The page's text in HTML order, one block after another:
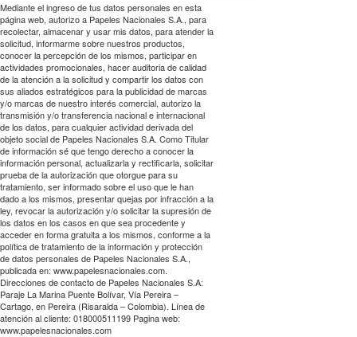
datos
y
términos
y
condiciones
*
Mediante el ingreso de tus datos personales en esta
página web, autorizo a Papeles Nacionales S.A., para
recolectar, almacenar y usar mis datos, para atender la
solicitud, informarme sobre nuestros productos,
conocer la percepción de los mismos, participar en
actividades promocionales, hacer auditoria de calidad
de la atención a la solicitud y compartir los datos con
sus aliados estratégicos para la publicidad de marcas
y/o marcas de nuestro interés comercial, autorizo la
transmisión y/o transferencia nacional e internacional
de los datos, para cualquier actividad derivada del
objeto social de Papeles Nacionales S.A. Como Titular
de información sé que tengo derecho a conocer la
información personal, actualizarla y rectificarla, solicitar
prueba de la autorización que otorgue para su
tratamiento, ser informado sobre el uso que le han
dado a los mismos, presentar quejas por infracción a la
ley, revocar la autorización y/o solicitar la supresión de
los datos en los casos en que sea procedente y
acceder en forma gratuita a los mismos, conforme a la
política de tratamiento de la información y protección
de datos personales de Papeles Nacionales S.A.,
publicada en: www.papelesnacionales.com.
Direcciones de contacto de Papeles Nacionales S.A:
Paraje La Marina Puente Bolívar, Vía Pereira –
Cartago, en Pereira (Risaralda – Colombia). Línea de
atención al cliente: 018000511199 Pagina web:
www.papelesnacionales.com